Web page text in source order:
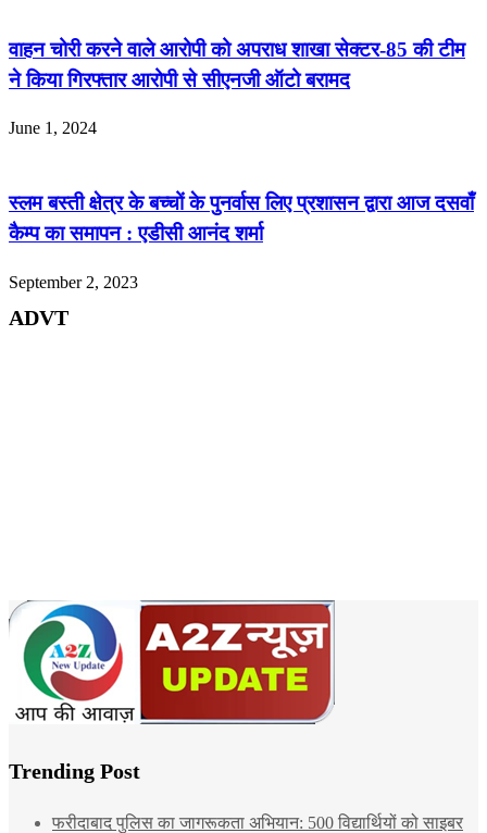
वाहन चोरी करने वाले आरोपी को अपराध शाखा सेक्टर-85 की टीम
ने किया गिरफ्तार आरोपी से सीएनजी ऑटो बरामद
June 1, 2024
स्लम बस्ती क्षेत्र के बच्चों के पुनर्वास लिए प्रशासन द्वारा आज दसवाँ
कैम्प का समापन : एडीसी आनंद शर्मा
September 2, 2023
ADVT
Trending Post
फरीदाबाद पुलिस का जागरूकता अभियान: 500 विद्यार्थियों को साइबर